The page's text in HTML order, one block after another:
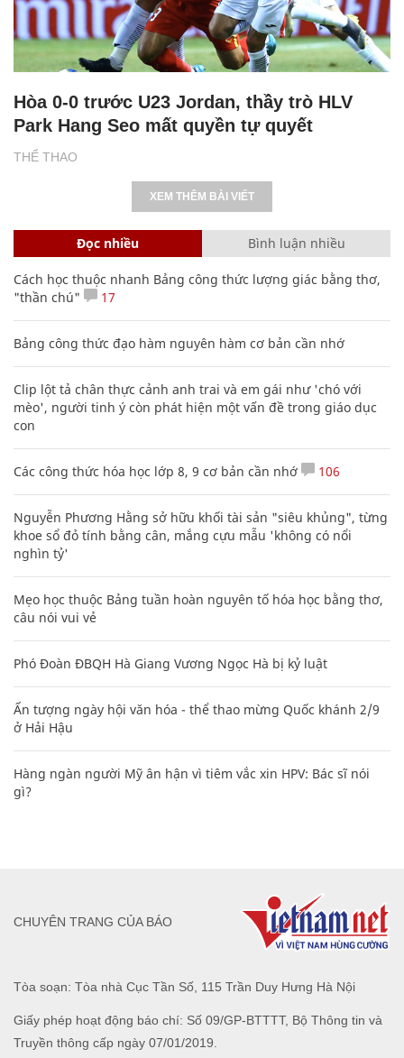
THỂ THAO
Hòa 0-0 trước U23 Jordan, thầy trò HLV
Park Hang Seo mất quyền tự quyết
XEM THÊM BÀI VIẾT
Đọc nhiều Bình luận nhiều
Cách học thuộc nhanh Bảng công thức lượng giác bằng thơ,
"thần chú"
17
Bảng công thức đạo hàm nguyên hàm cơ bản cần nhớ
Clip lột tả chân thực cảnh anh trai và em gái như 'chó với
mèo', người tinh ý còn phát hiện một vấn đề trong giáo dục
con
Các công thức hóa học lớp 8, 9 cơ bản cần nhớ 106
Nguyễn Phương Hằng sở hữu khối tài sản "siêu khủng", từng
khoe sổ đỏ tính bằng cân, mắng cựu mẫu 'không có nổi
nghìn tỷ'
Mẹo học thuộc Bảng tuần hoàn nguyên tố hóa học bằng thơ,
câu nói vui vẻ
Phó Đoàn ĐBQH Hà Giang Vương Ngọc Hà bị kỷ luật
Ấn tượng ngày hội văn hóa - thể thao mừng Quốc khánh 2/9
ở Hải Hậu
Hàng ngàn người Mỹ ân hận vì tiêm vắc xin HPV: Bác sĩ nói
gì?
Tòa soạn: Tòa nhà Cục Tần Số, 115 Trần Duy Hưng Hà Nội
Giấy phép hoạt động báo chí: Số 09/GP-BTTTT, Bộ Thông tin và
Truyền thông cấp ngày 07/01/2019.
CHUYÊN TRANG CỦA BÁO